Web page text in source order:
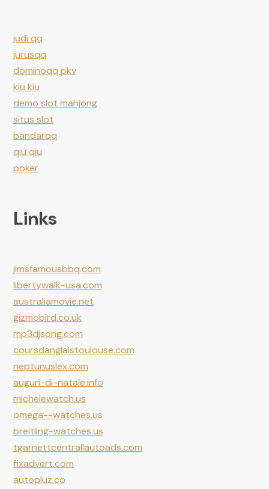
judi qq
jurusqq
dominoqq pkv
kiu kiu
demo slot mahjong
situs slot
bandarqq
qiu qiu
poker
Links
jimsfamousbbq.com
libertywalk-usa.com
australiamovie.net
gizmobird.co.uk
mp3djsong.com
coursdanglaistoulouse.com
neptunuslex.com
auguri-di-natale.info
michelewatch.us
omega--watches.us
breitling-watches.us
tgarnettcentrallautoads.com
fixadvert.com
autopluz.co